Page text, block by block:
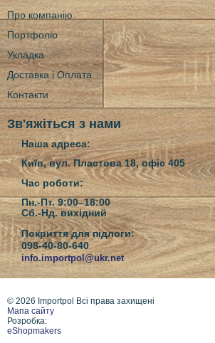
Про компанію
Портфоліо
Укладка
Доставка і Оплата
Контакти
Зв'яжіться з нами
Наша адреса:
Київ, вул. Пластова 18, офіс 405
Час роботи:
Пн.-Пт. 9:00–18:00
Сб.-Нд.вихідний
Покриття для підлоги:
098-40-80-640
info.importpol@ukr.net
© 2026 Importpol Всі права захищені
Мапа сайту
Розробка:
eShopmakers